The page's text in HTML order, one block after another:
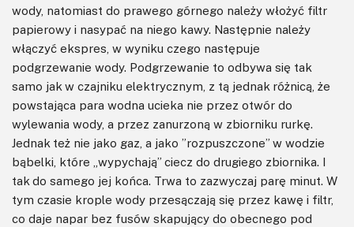
wody, natomiast do prawego górnego należy włożyć filtr
papierowy i nasypać na niego kawy. Następnie należy
włączyć ekspres, w wyniku czego następuje
podgrzewanie wody. Podgrzewanie to odbywa się tak
samo jak w czajniku elektrycznym, z tą jednak różnicą, że
powstająca para wodna ucieka nie przez otwór do
wylewania wody, a przez zanurzoną w zbiorniku rurkę.
Jednak też nie jako gaz, a jako ”rozpuszczone” w wodzie
bąbelki, które „wypychają” ciecz do drugiego zbiornika. I
tak do samego jej końca. Trwa to zazwyczaj parę minut. W
tym czasie krople wody przesączają się przez kawę i filtr,
co daje napar bez fusów skapujący do obecnego pod